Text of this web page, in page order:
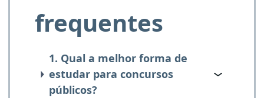
frequentes
1. Qual a melhor forma de
estudar para concursos
públicos?